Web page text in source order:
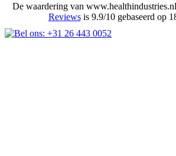
De waardering van
Reviewsis 9.9/10 gebaseerd op